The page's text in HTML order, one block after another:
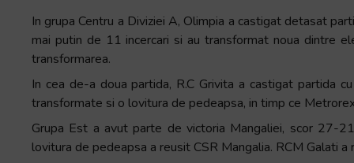
In grupa Centru a Diviziei A, Olimpia a castigat detasat
mai putin de 11 incercari si au transformat noua dintre
transformarea.
In cea de-a doua partida, R.C Grivita a castigat partida
transformate si o lovitura de pedeapsa, in timp ce
Grupa Est a avut parte de victoria Mangaliei, scor 27-
lovitura de pedeapsa a reusit CSR Mangalia. RCM Galati